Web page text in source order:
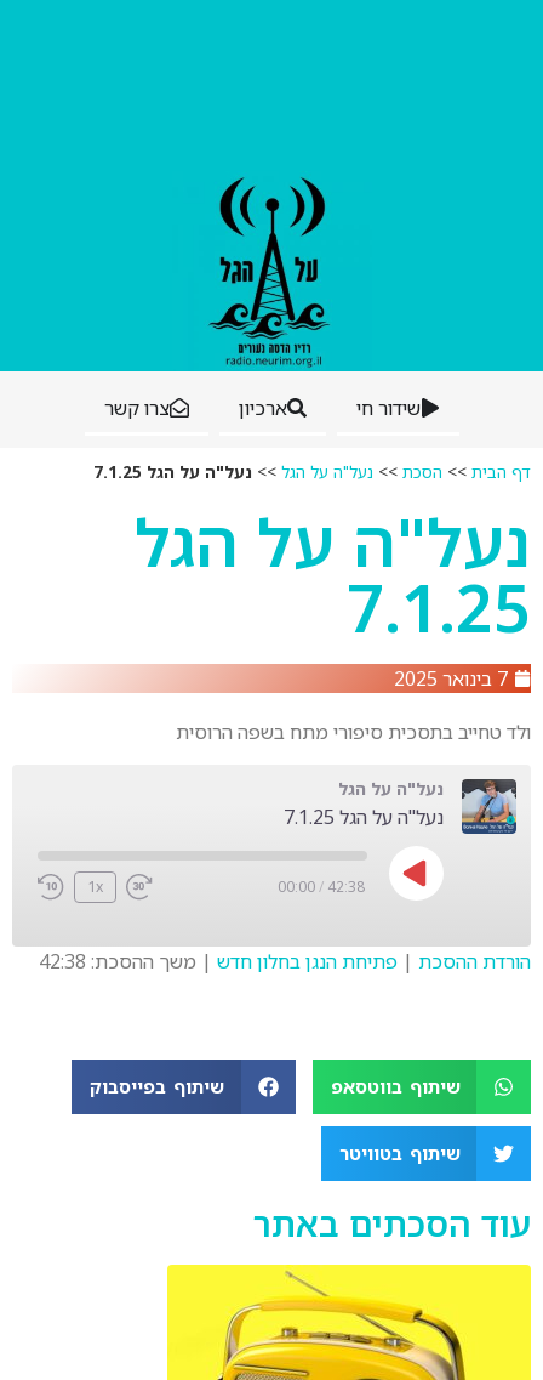
שידור חי ארכיון צרו קשר
דף הבית >> הסכת >> נעל"ה על הגל >> נעל"ה על הגל 7.1.25
נעל"ה על הגל
7.1.25
7 בינואר 2025
ולד טחייב בתסכית סיפורי מתח בשפה הרוסית
נעל"ה על הגל
נעל"ה על הגל 7.1.25
1x 00:00/ 42:38
EMBED
הורדת ההסכת | פתיחת הנגן בחלון חדש | משך ההסכת: 42:38
שיתוף בווטסאפ שיתוף בפייסבוק
שיתוף בטוויטר
עוד הסכתים באתר